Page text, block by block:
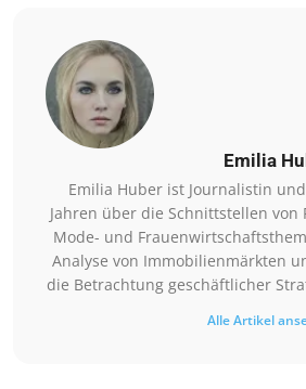
Emilia
Emilia Huber ist Journalistin
Jahren über die Schnittstellen
Mode- und
Analyse von Immobilienmärkten
die Betrachtung geschäftlicher
Alle Artikel